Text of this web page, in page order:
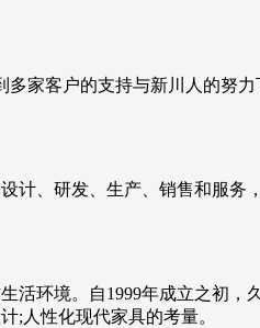
家客户的支持与新川人的努
计、研发、生产、销售和服务
活环境。自1999年成立之初，
;人性化现代家具的考量。